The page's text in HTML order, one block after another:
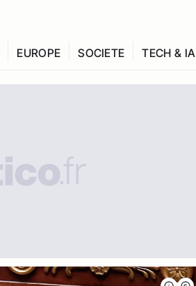
EUROPE SOCIETE TECH & IA